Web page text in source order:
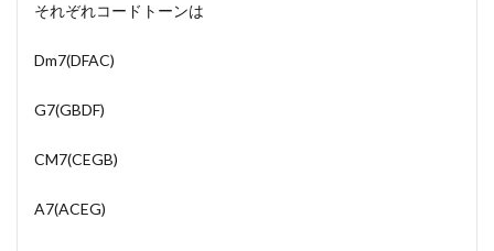
それぞれコードトーンは
Dm7(DFAC)
G7(GBDF)
CM7(CEGB)
A7(ACEG)